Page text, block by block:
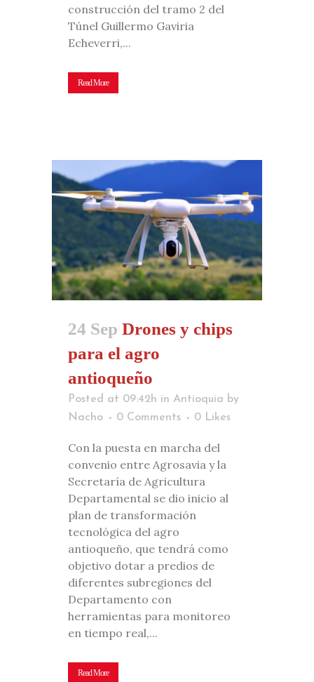
construcción del tramo 2 del
Túnel Guillermo Gaviria
Echeverri,...
Read More
24 Sep Drones y chips
para el agro
antioqueño
Posted at 09:42h in Antioquia by
Nacho
0 Comments 0 Likes
Con la puesta en marcha del
convenio entre Agrosavia y la
Secretaría de Agricultura
Departamental se dio inicio al
plan de transformación
tecnológica del agro
antioqueño, que tendrá como
objetivo dotar a predios de
diferentes subregiones del
Departamento con
herramientas para monitoreo
en tiempo real,...
Read More